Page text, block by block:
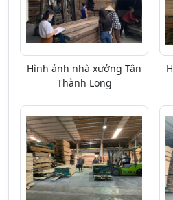
Hình ảnh nhà xưởng Tân
Thành Long